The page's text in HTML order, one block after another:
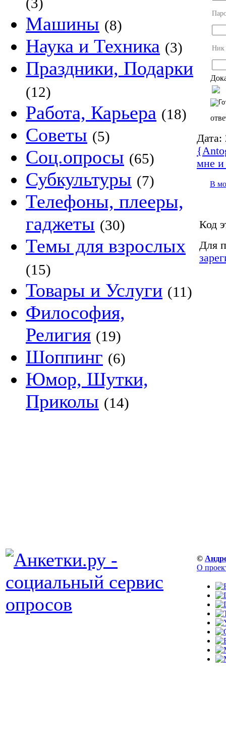
Машины (8)
Наука и Техника (3)
Праздники, Подарки
(12)
Работа, Карьера (18)
Советы (5)
Соц.опросы (65)
Субкультуры (7)
Телефоны, плееры,
гаджеты (30)
Темы для взрослых
(15)
Товары и Услуги (11)
Философия,
Религия (19)
Шоппинг (6)
Юмор, Шутки,
Приколы (14)
Ник
Дата:
мне
В
Код
Для
©
О